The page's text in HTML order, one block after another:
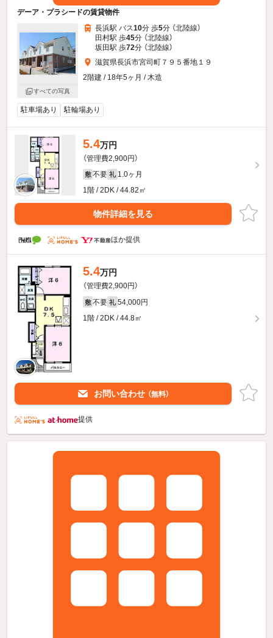
デーア・プラシードの賃貸物件
すべての写真
長浜駅 バス10分 歩5分 （北陸線）
田村駅 歩45分 （北陸線）
坂田駅 歩72分 （北陸線）
滋賀県長浜市宮司町７９５番地１９
2階建 / 18年5ヶ月 / 木造
駐車場あり 駐輪場あり
5.4万円
（管理費2,900円）
敷 不要 礼 1.0ヶ月
1階 / 2DK / 44.82㎡
物件詳細を見る
ほか提供
5.4万円
（管理費2,900円）
敷 不要 礼 54,000円
1階 / 2DK / 44.8㎡
お問い合わせ （無料）
提供